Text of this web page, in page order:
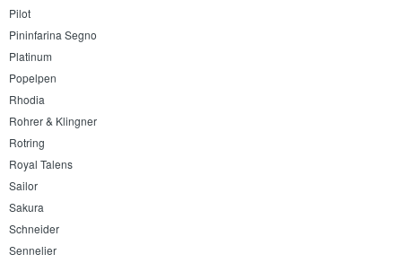
Pilot
Pininfarina Segno
Platinum
Popelpen
Rhodia
Rohrer & Klingner
Rotring
Royal Talens
Sailor
Sakura
Schneider
Sennelier